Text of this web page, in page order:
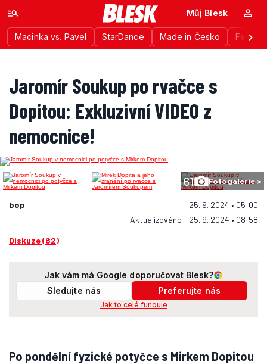
Macinka vs. Pavel StarDance Made in Česko
Můj Blesk
Jaromír Soukup po rvačce s
Dopitou: Exkluzivní VIDEO z
nemocnice!
61 Fotogalerie >
bop
25. 9. 2024 • 05:00
Aktualizováno - 25. 9. 2024 • 08:58
Diskuze (82)
Jak vám má Google doporučovat Blesk?
Sledujte nás
Preferujte nás
Jak to celé funguje
Po pondělní fyzické potyčce s Mirkem Dopitou